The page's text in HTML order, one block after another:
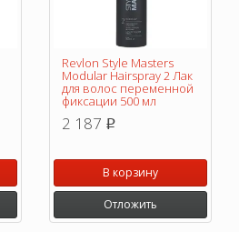
Revlon Style Masters
Modular Hairspray 2 Лак
для волос переменной
фиксации 500 мл
2 187 p
В корзину
Отложить